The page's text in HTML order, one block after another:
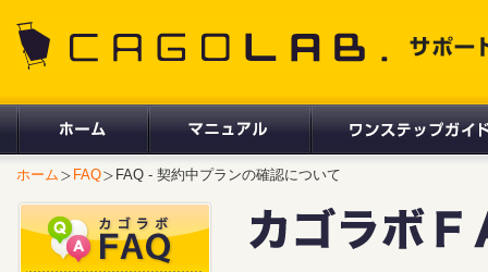
ホーム FAQ FAQ - 契約中プランの確認について